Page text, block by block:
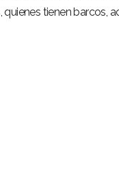
tienen barcos,